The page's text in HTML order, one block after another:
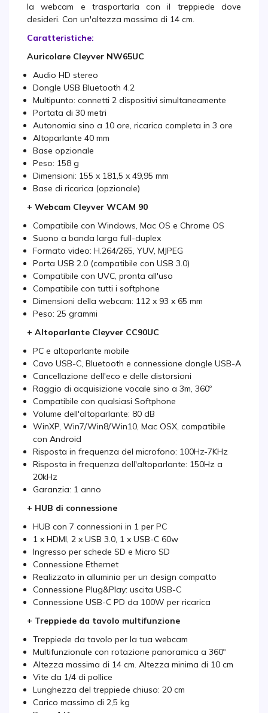
la webcam e trasportarla con il treppiede dove
desideri. Con un'altezza massima di 14 cm.
Caratteristiche:
Auricolare Cleyver NW65UC
Audio HD stereo
Dongle USB Bluetooth 4.2
Multipunto: connetti 2 dispositivi simultaneamente
Portata di 30 metri
Autonomia sino a 10 ore, ricarica completa in 3 ore
Altoparlante 40 mm
Base opzionale
Peso: 158 g
Dimensioni: 155 x 181,5 x 49,95 mm
Base di ricarica (opzionale)
+ Webcam Cleyver WCAM 90
Compatibile con Windows, Mac OS e Chrome OS
Suono a banda larga full-duplex
Formato video: H.264/265, YUV, MJPEG
Porta USB 2.0 (compatibile con USB 3.0)
Compatibile con UVC, pronta all'uso
Compatibile con tutti i softphone
Dimensioni della webcam: 112 x 93 x 65 mm
Peso: 25 grammi
+ Altoparlante Cleyver CC90UC
PC e altoparlante mobile
Cavo USB-C, Bluetooth e connessione dongle USB-A
Cancellazione dell'eco e delle distorsioni
Raggio di acquisizione vocale sino a 3m, 360º
Compatibile con qualsiasi Softphone
Volume dell'altoparlante: 80 dB
WinXP, Win7/Win8/Win10, Mac OSX, compatibile
con Android
Risposta in frequenza del microfono: 100Hz-7KHz
Risposta in frequenza dell'altoparlante: 150Hz a
20kHz
Garanzia: 1 anno
+ HUB di connessione
HUB con 7 connessioni in 1 per PC
1 x HDMI, 2 x USB 3.0, 1 x USB-C 60w
Ingresso per schede SD e Micro SD
Connessione Ethernet
Realizzato in alluminio per un design compatto
Connessione Plug&Play: uscita USB-C
Connessione USB-C PD da 100W per ricarica
+ Treppiede da tavolo multifunzione
Treppiede da tavolo per la tua webcam
Multifunzionale con rotazione panoramica a 360º
Altezza massima di 14 cm. Altezza minima di 10 cm
Vite da 1/4 di pollice
Lunghezza del treppiede chiuso: 20 cm
Carico massimo di 2,5 kg